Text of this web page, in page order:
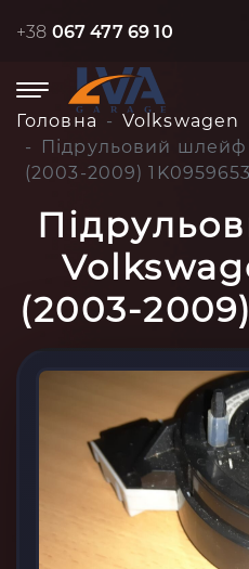
+38 067 477 69 10
Головна
Volkswagen
Підрульовий
(2003-2009) 1K0959653
(2003-